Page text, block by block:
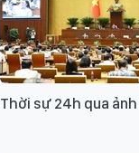
Thời sự 24h qua